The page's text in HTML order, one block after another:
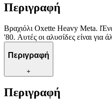
Περιγραφή
Βραχιόλι Oxette Heavy Meta.
'80. Αυτές οι αλυσίδες είναι
Περιγραφή
+
Περιγραφή